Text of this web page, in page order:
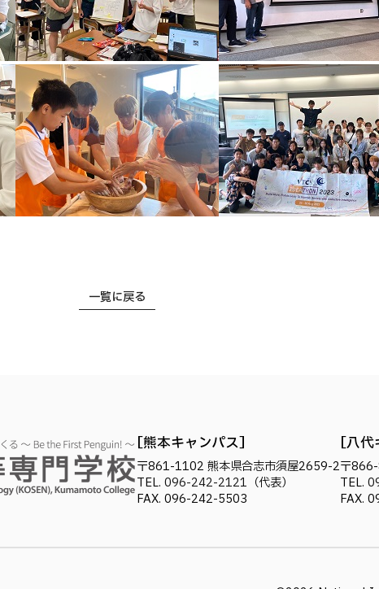
一覧に戻る
熊本キャンパス
〒861-1102 熊本県合志市須屋2659-2
TEL. 096-242-2121 （代表）
FAX. 096-242-5503
八代
〒
TEL.
FAX.